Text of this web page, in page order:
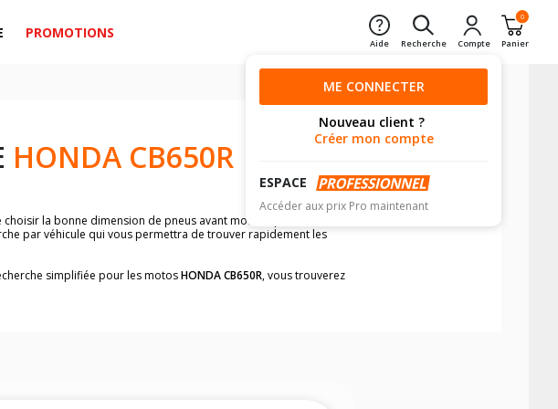
PROMOTIONS
Aide Recherche Compte
0
Panier
ME CONNECTER
Nouveau client ?
Créer mon compte
ESPACE
Accéder aux prix Pro maintenant
HONDA CB650R
choisir la bonne dimension de pneus avant moto et pneus arrière
par véhicule qui vous permettra de trouver rapidement les
simplifiée pour les motosHONDA CB650R, vous trouverez
sur le flanc des pneumatiques, dans le carnet de bord de